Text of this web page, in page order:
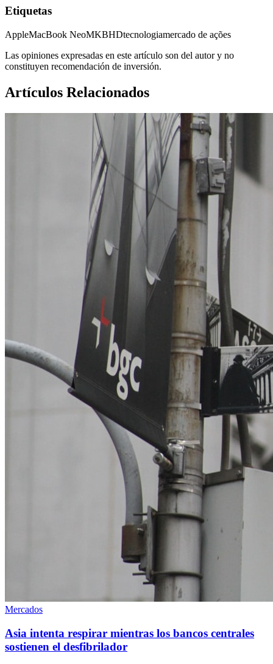
Etiquetas
AppleMacBook NeoMKBHDtecnologiamercado de ações
Las opiniones expresadas en este artículo son del autor y no
constituyen recomendación de inversión.
Artículos Relacionados
Mercados
Asia intenta respirar mientras los bancos centrales
sostienen el desfibrilador